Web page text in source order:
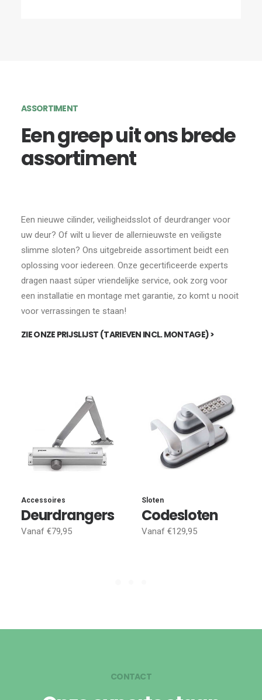
ASSORTIMENT
Een greep uit ons brede
assortiment
Een nieuwe cilinder, veiligheidsslot of deurdranger voor
uw deur? Of wilt u liever de allernieuwste en veiligste
slimme sloten? Ons uitgebreide assortiment beidt een
oplossing voor iedereen. Onze gecertificeerde experts
dragen naast súper vriendelijke service, ook zorg voor
een installatie en montage met garantie, zo komt u nooit
voor verrassingen te staan!
ZIE ONZE PRIJSLIJST (TARIEVEN INCL. MONTAGE) >
Accessoires
Deurdrangers
Vanaf €79,95
Sloten
Codesloten
Vanaf €129,95
CONTACT